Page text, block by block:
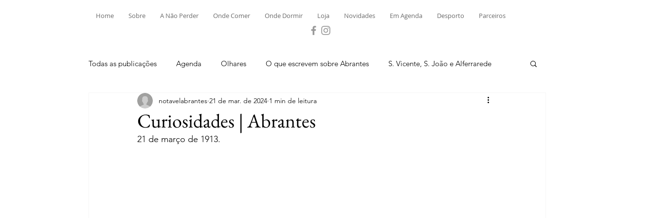
Home Sobre A Não Perder Onde Comer Onde Dormir Loja Novidades Em Agenda Desporto Parceiros
Todas as publicações Agenda Olhares O que escrevem sobre Abrantes S. Vicente, S. João e Alferrarede
Aldeia do Mato e Souto Alvega e Concavada Bemposta
Mouriscas Pego Rio de Moinhos
Curiosidades | Abrantes
notavelabrantes 21 de mar. de 2024 1 min de leitura
21 de março de 1913.